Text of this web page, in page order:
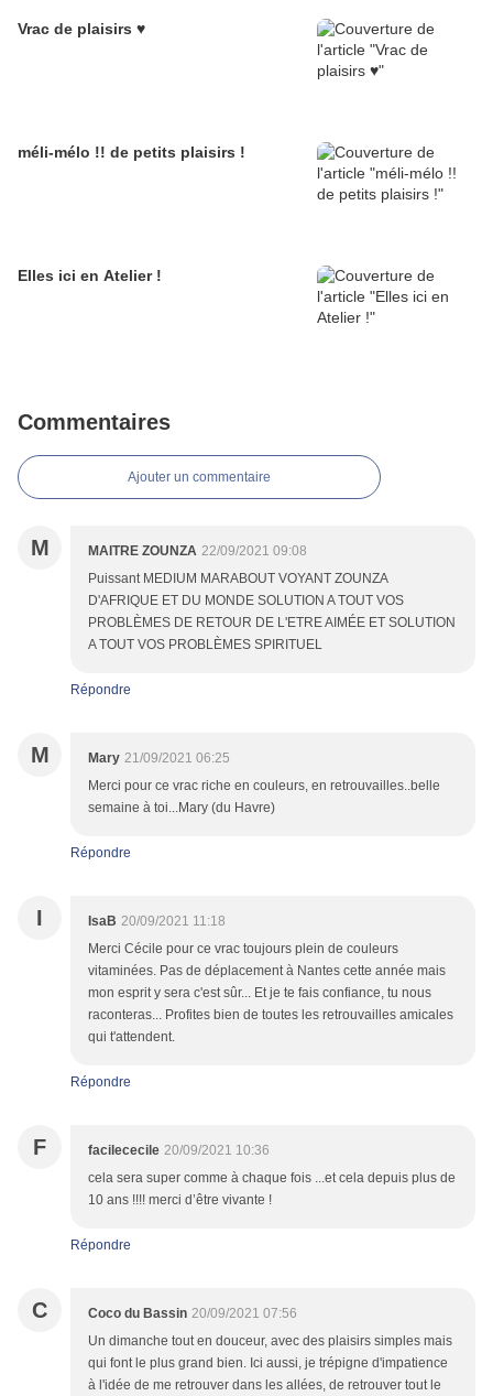
Vrac de plaisirs ♥
méli-mélo !! de petits plaisirs !
Elles ici en Atelier !
Commentaires
Ajouter un commentaire
M MAITRE ZOUNZA 22/09/2021 09:08
Puissant MEDIUM MARABOUT VOYANT ZOUNZA
D'AFRIQUE ET DU MONDE SOLUTION A TOUT VOS
PROBLÈMES DE RETOUR DE L'ETRE AIMÉE ET SOLUTION
A TOUT VOS PROBLÈMES SPIRITUEL
Répondre
M Mary 21/09/2021 06:25
Merci pour ce vrac riche en couleurs, en retrouvailles..belle
semaine à toi...Mary (du Havre)
Répondre
I IsaB 20/09/2021 11:18
Merci Cécile pour ce vrac toujours plein de couleurs
vitaminées. Pas de déplacement à Nantes cette année mais
mon esprit y sera c'est sûr... Et je te fais confiance, tu nous
raconteras... Profites bien de toutes les retrouvailles amicales
qui t'attendent.
Répondre
F facilececile 20/09/2021 10:36
cela sera super comme à chaque fois ...et cela depuis plus de
10 ans !!!! merci d’être vivante !
Répondre
C Coco du Bassin 20/09/2021 07:56
Un dimanche tout en douceur, avec des plaisirs simples mais
qui font le plus grand bien. Ici aussi, je trépigne d'impatience
à l'idée de me retrouver dans les allées, de retrouver tout le